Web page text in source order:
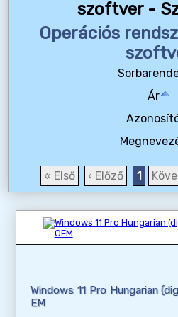
szoftver -
Operációs
Ár
« Első ‹ Előző 1
Windows 11 Pro Hungarian
EM